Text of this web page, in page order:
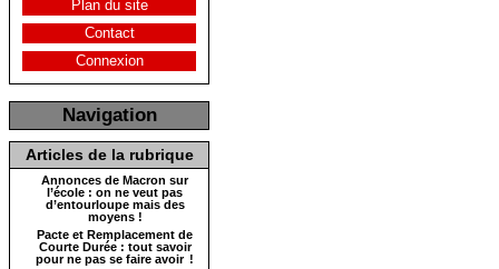
Plan du site
Contact
Connexion
Navigation
Articles de la rubrique
Annonces de Macron sur
l’école : on ne veut pas
d’entourloupe mais des
moyens !
Pacte et Remplacement de
Courte Durée : tout savoir
pour ne pas se faire avoir !